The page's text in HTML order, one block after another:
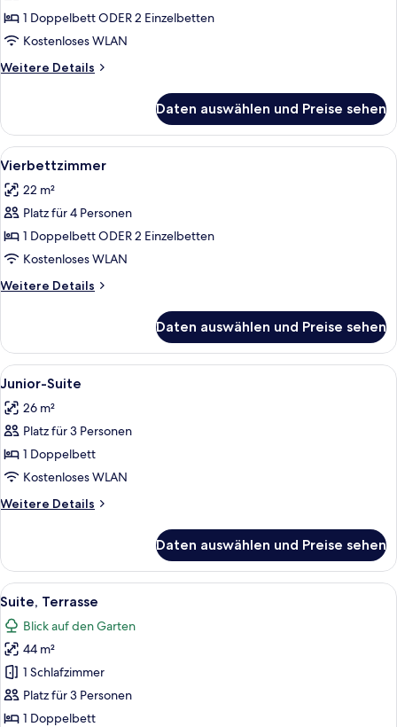
Doppel-
oder
-
Zweibettzimmer
1 Doppelbett ODER 2 Einzelbetten
Kostenloses WLAN
Weitere Details
Weitere
Doppel-
oder
-
Daten auswählen und Preise sehen
Alle
Fotos
für
Vierbettzimmer
anzeigen
Ein Hotelzimmer mit einem großen,
7
Vierbettzimmer
22 m²
Platz für 4 Personen
1 Doppelbett ODER 2 Einzelbetten
Kostenloses WLAN
Weitere Details
Weitere
Daten auswählen und Preise sehen
Alle
Fotos
für
Junior-
Suite
anzeigen
Ein Hotelzimmer mit zwei Betten,
4
Junior-Suite
26 m²
Platz für 3 Personen
1 Doppelbett
Kostenloses WLAN
Weitere Details
Weitere
Suite
Daten auswählen und Preise sehen
Alle
Fotos
für
Suite,
Terrasse
anzeigen
Ein modernes Badezimmer mit
3
Suite, Terrasse
Blick auf den Garten
44 m²
1 Schlafzimmer
Platz für 3 Personen
1 Doppelbett